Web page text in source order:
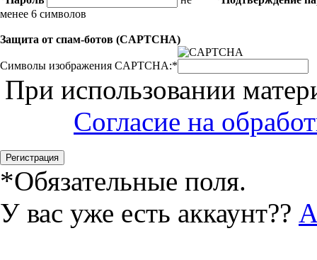
менее 6 символов
Защита от спам-ботов (CAPTCHA)
Символы изображения CAPTCHA:*
При использовании
Согласие на
*Обязательные поля.
У вас уже есть аккаунт??